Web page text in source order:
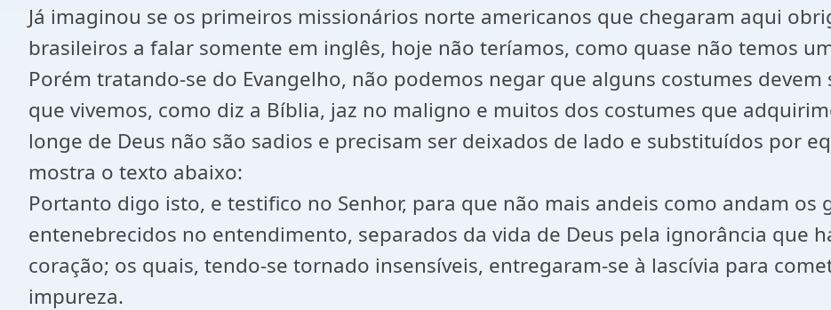
Já imaginou se os primeiros missionários norte americanos que chegaram aqui
brasileiros a falar somente em inglês, hoje não teríamos, como quase não temos
Porém tratando-se do Evangelho, não podemos negar que alguns costumes
que vivemos, como diz a Bíblia, jaz no maligno e muitos dos costumes que
longe de Deus não são sadios e precisam ser deixados de lado e substituídos por
mostra o texto abaixo:
Portanto digo isto, e testifico no Senhor, para que não mais andeis como andam os
entenebrecidos no entendimento, separados da vida de Deus pela ignorância que
coração; os quais, tendo-se tornado insensíveis, entregaram-se à lascívia para
impureza.